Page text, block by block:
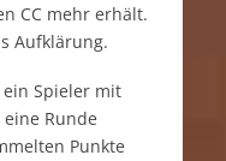
CC mehr erhält.
Aufklärung.
ein Spieler mit
Runde
Punkte